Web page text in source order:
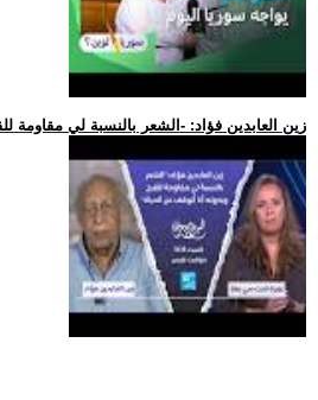
.. زين العابدين فؤاد: -الشعر بالنسبة لي مقاومة